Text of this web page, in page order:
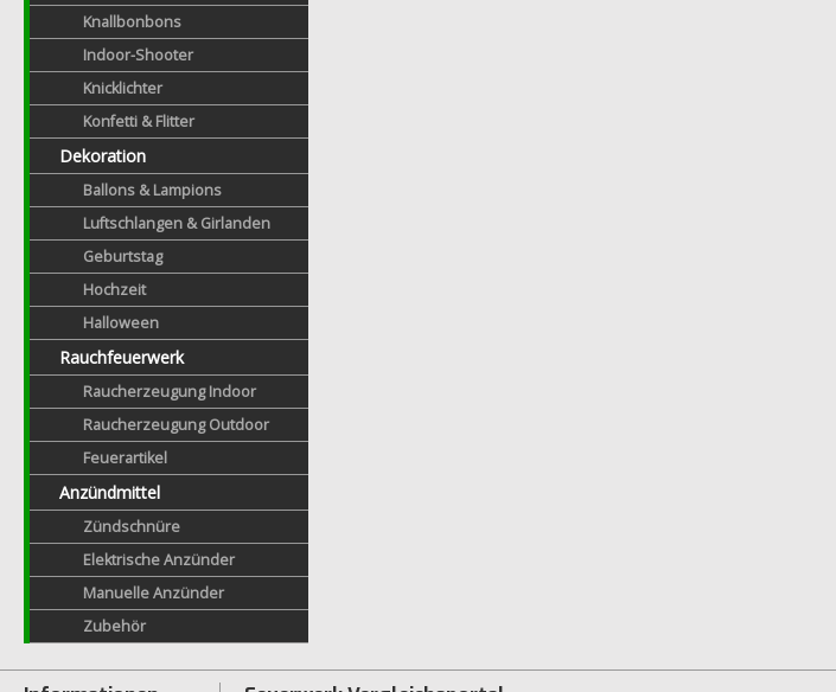
Knallbonbons
Indoor-Shooter
Knicklichter
Konfetti & Flitter
Dekoration
Ballons & Lampions
Luftschlangen & Girlanden
Geburtstag
Hochzeit
Halloween
Rauchfeuerwerk
Raucherzeugung Indoor
Raucherzeugung Outdoor
Feuerartikel
Anzündmittel
Zündschnüre
Elektrische Anzünder
Manuelle Anzünder
Zubehör